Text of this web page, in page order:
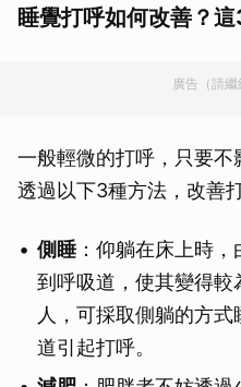
睡覺打呼如何改善？這
廣告（請繼
一般輕微的打呼，只要
透過以下3種方法，改善
側睡 ：仰躺在床上時
到呼吸道，使其變得
人，可採取側躺的方
道引起打呼。